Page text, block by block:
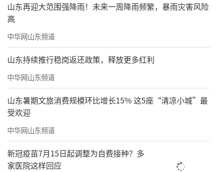
山东再迎大范围强降雨！未来一周降雨频繁，暴雨灾害风险
高
中华网山东频道
山东持续推行稳岗返还政策，释放更多红利
中华网山东频道
山东暑期文旅消费规模环比增长15% 这5座“清凉小城”最
受欢迎
中华网山东频道
新冠疫苗7月15日起调整为自费接种？多
家医院这样回应